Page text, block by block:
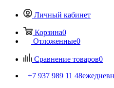
Личный кабинет
Корзина0
Отложенные0
Сравнение товаров0
+7 937 989 11 48